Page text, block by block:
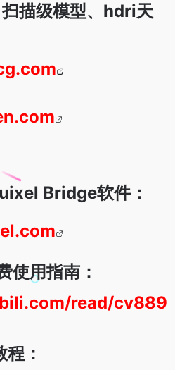
描级模型、hdri天
Bridge软件：
用指南：
read/cv889
：